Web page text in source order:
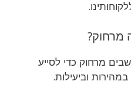
מרחוק?
מרחוק כדי לסייע
וביעילות.